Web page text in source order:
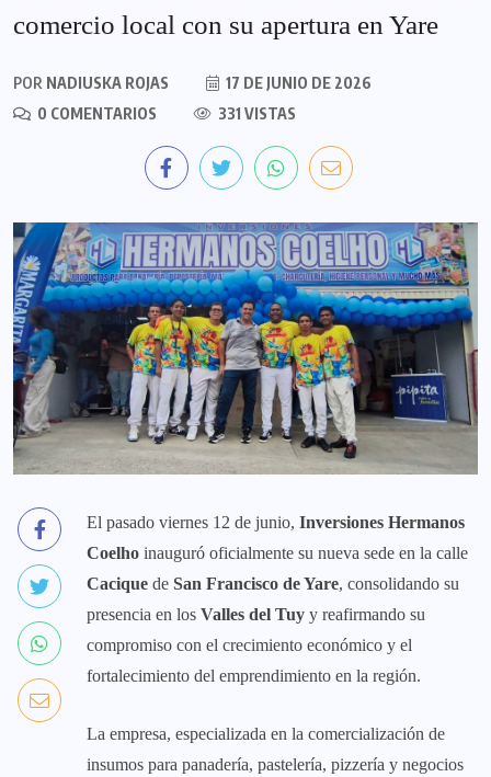
comercio local con su apertura en Yare
POR NADIUSKA ROJAS
17 DE JUNIO DE 2026
0 COMENTARIOS
331 VISTAS
El pasado viernes 12 de junio, Inversiones Hermanos
Coelho inauguró oficialmente su nueva sede en la calle
Cacique de San Francisco de Yare, consolidando su
presencia en los Valles del Tuy y reafirmando su
compromiso con el crecimiento económico y el
fortalecimiento del emprendimiento en la región.
La empresa, especializada en la comercialización de
insumos para panadería, pastelería, pizzería y negocios